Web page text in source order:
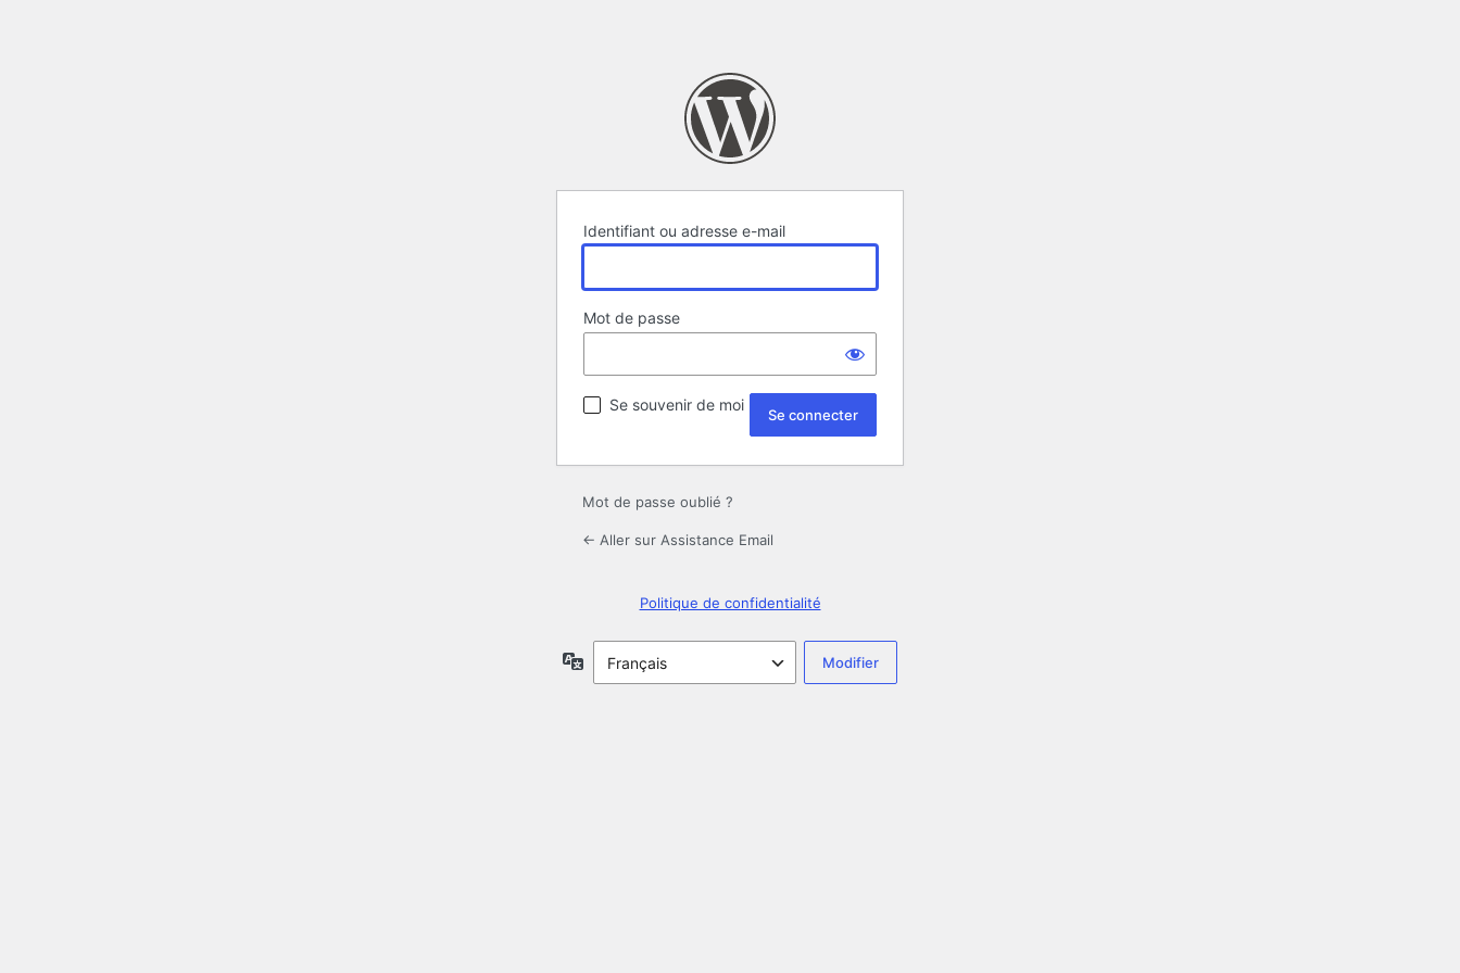
Identifiant ou adresse e-mail
Mot de passe
Se souvenir de moi
Mot de passe oublié ?
← Aller sur Assistance Email
Politique de confidentialité
Langue